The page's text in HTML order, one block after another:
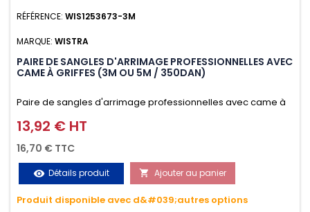
RÉFÉRENCE: WIS1253673-3M
MARQUE: WISTRA
PAIRE DE SANGLES D'ARRIMAGE PROFESSIONNELLES AVEC
CAME À GRIFFES (3M OU 5M / 350DAN)
Paire de sangles d'arrimage professionnelles avec came à
griffes (3M ou 5M / 350daN), simple et rapide d'utilisation.
Permet d'arrimer et de sécuriser vos chargements pendant
le transport. Matière polyester très résistante aux UV et aux
variations de températures, n'absorbe pas l'eau.
Prix
13,92 € HT
16,70 € TTC
visibility Détails produit  Ajouter au panier
Produit disponible avec d&#039;autres options